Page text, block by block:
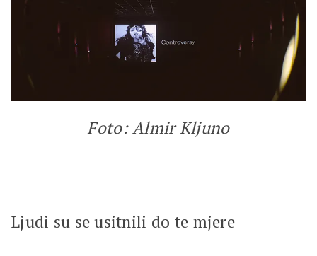
Foto: Almir Kljuno
Ljudi su se usitnili do te mjere